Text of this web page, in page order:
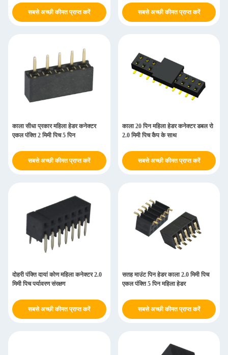
सबसे अच्छी कीमत प्राप्त करें सबसे अच्छी कीमत प्राप्त करें
काला सीधा प्रकार महिला हेडर कनेक्टर
एकल पंक्ति 2 मिमी पिच 5 पिन
सबसे अच्छी कीमत प्राप्त करें
काला 20 पिन महिला हेडर कनेक्टर डबल रो
2.0 मिमी पिच कैप के साथ
सबसे अच्छी कीमत प्राप्त करें
दोहरी पंक्ति दायां कोण महिला कनेक्टर 2.0
मिमी पिच पर्यावरण संरक्षण
सबसे अच्छी कीमत प्राप्त करें
सतह माउंट पिन हेडर काला 2.0 मिमी पिच
एकल पंक्ति 5 पिन महिला हेडर
सबसे अच्छी कीमत प्राप्त करें